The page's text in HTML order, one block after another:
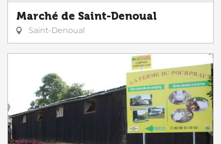
Marché de Saint-Denoual
Saint-Denoual